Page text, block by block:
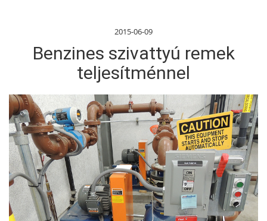
2015-06-09
Benzines szivattyú remek
teljesítménnel